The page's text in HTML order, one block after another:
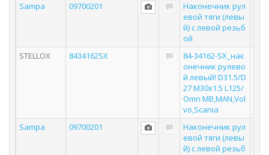
Sampa
09700201
Наконечник рул
евой тяги (левы
й) с левой резьб
ой
STELLOX
8434162SX
84-34162-SX_нак
онечник рулево
й левый! D31.5/D
27 M30x1.5 L125/
Omn MB,MAN,Vol
vo,Scania
Sampa
09700201
Наконечник рул
евой тяги (левы
й) с левой резьб